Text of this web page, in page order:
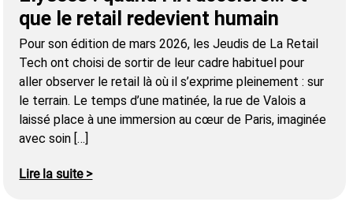
que le retail redevient humain
Pour son édition de mars 2026, les Jeudis de La Retail
Tech ont choisi de sortir de leur cadre habituel pour
aller observer le retail là où il s’exprime pleinement : sur
le terrain. Le temps d’une matinée, la rue de Valois a
laissé place à une immersion au cœur de Paris, imaginée
avec soin […]
Lire la suite >